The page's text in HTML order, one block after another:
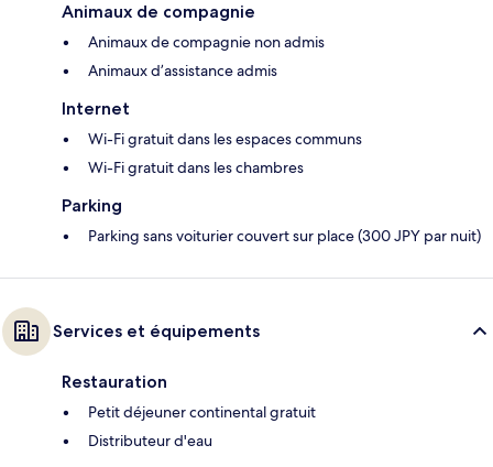
Animaux de compagnie
Animaux de compagnie non admis
Animaux d’assistance admis
Internet
Wi-Fi gratuit dans les espaces communs
Wi-Fi gratuit dans les chambres
Parking
Parking sans voiturier couvert sur place (300 JPY par nuit)
Services et équipements
Restauration
Petit déjeuner continental gratuit
Distributeur d'eau